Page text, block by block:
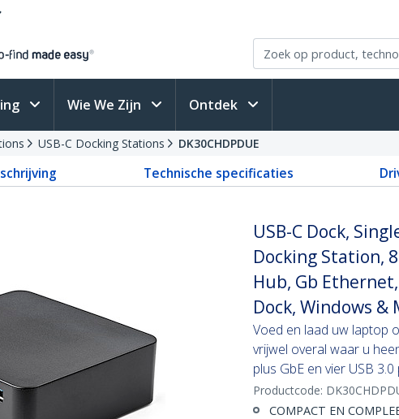
Wie We Zijn Ontdek
USB-C Docking Stations DK30CHDPDUE
Technische specificaties
USB-C Dock,
Docking Station,
Hub, Gb
Dock, Windows &
Voed en laad uw laptop
vrijwel overal waar u
plus GbE en vier USB
Productcode:
COMPACT EN